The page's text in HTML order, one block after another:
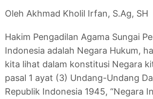
Oleh Akhmad Kholil Irfan, S.Ag, SH
Hakim Pengadilan Agama Sungai
Indonesia adalah Negara Hukum,
kita lihat dalam konstitusi Negara
pasal 1 ayat (3) Undang-Undang
Republik Indonesia 1945, “Negara